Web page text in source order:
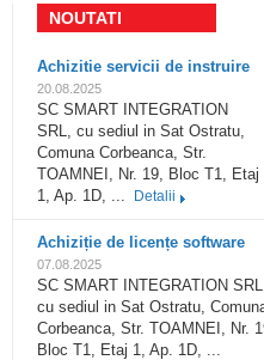
NOUTATI
Achizitie servicii de instruire
20.08.2025
SC SMART INTEGRATION
SRL, cu sediul in Sat Ostratu,
Comuna Corbeanca, Str.
TOAMNEI, Nr. 19, Bloc T1, Etaj
1, Ap. 1D, ...
Detalii
Achiziție de licențe software
07.08.2025
SC SMART INTEGRATION
cu sediul in Sat Ostratu,
Corbeanca, Str. TOAMNEI, Nr.
Bloc T1, Etaj 1, Ap. 1D, ...